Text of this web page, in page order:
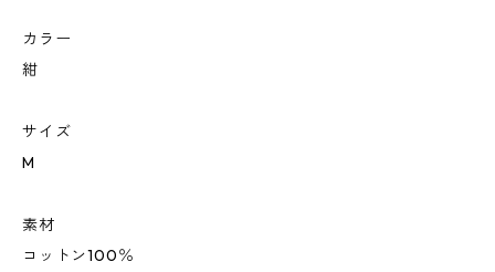
カラー
紺
サイズ
M
素材
コットン100％